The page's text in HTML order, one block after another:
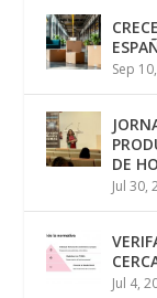
Sep
DE
Jul 30,
Jul 4,